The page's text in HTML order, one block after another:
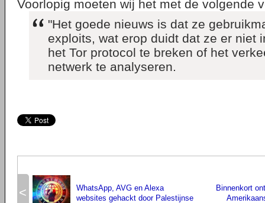
Voorlopig moeten wij het met de volgende
"Het goede nieuws is dat ze
exploits, wat erop duidt dat ze er niet
het Tor protocol te breken of het
netwerk te analyseren.
<
WhatsApp, AVG en Alexa
websites gehackt door Palestijnse
Binnenkort